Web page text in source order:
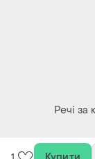
Речі за